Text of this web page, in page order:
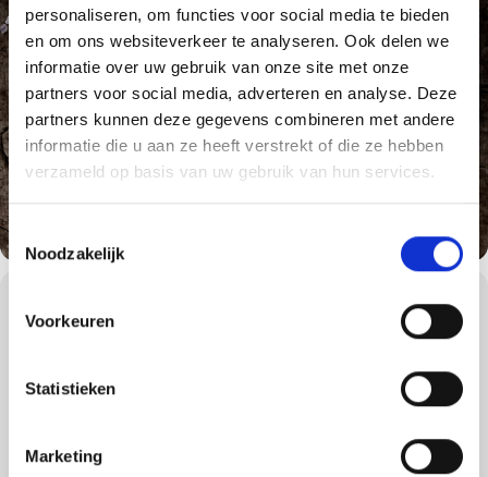
personaliseren, om functies voor social media te bieden
en om ons websiteverkeer te analyseren. Ook delen we
informatie over uw gebruik van onze site met onze
partners voor social media, adverteren en analyse. Deze
partners kunnen deze gegevens combineren met andere
informatie die u aan ze heeft verstrekt of die ze hebben
verzameld op basis van uw gebruik van hun services.
Toestemmingsselectie
Noodzakelijk
Voorkeuren
Statistieken
Marketing
We gaan tijdens de American Style BBQ workshop terug naar de
In de 17e eeuw werd barbecueën overgenomen van de indianen
Sindsdien verspreidde de Amerikaanse barbecuecultuur zich over
de rest van de wereld. American Style BBQ wordt in veel landen